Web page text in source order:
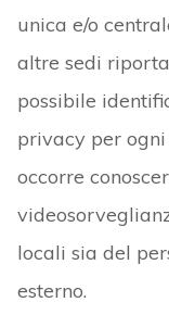
unica e/o
altre sedi
possibile
privacy per ogni
occorre
locali sia del
esterno.